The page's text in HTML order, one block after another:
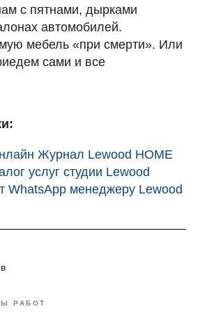
с пятнами, дырками
автомобилей.
мебель «при смерти». Или
сами и все
Журнал Lewood HOME
услуг студии Lewood
WhatsApp менеджеру Lewood
РАБОТ